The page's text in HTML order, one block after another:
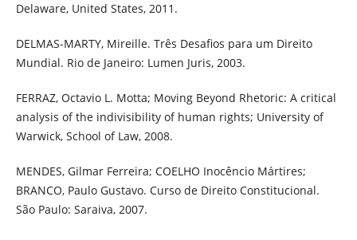
Delaware, United States, 2011.
DELMAS-MARTY, Mireille. Três Desafios para um Direito
Mundial. Rio de Janeiro: Lumen Juris, 2003.
FERRAZ, Octavio L. Motta; Moving Beyond Rhetoric: A critical
analysis of the indivisibility of human rights; University of
Warwick, School of Law, 2008.
MENDES, Gilmar Ferreira; COELHO Inocêncio Mártires;
BRANCO, Paulo Gustavo. Curso de Direito Constitucional.
São Paulo: Saraiva, 2007.